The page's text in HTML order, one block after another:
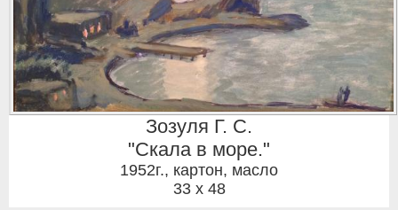
Зозуля Г. С.
"Скала в море."
1952г., картон, масло
33 x 48